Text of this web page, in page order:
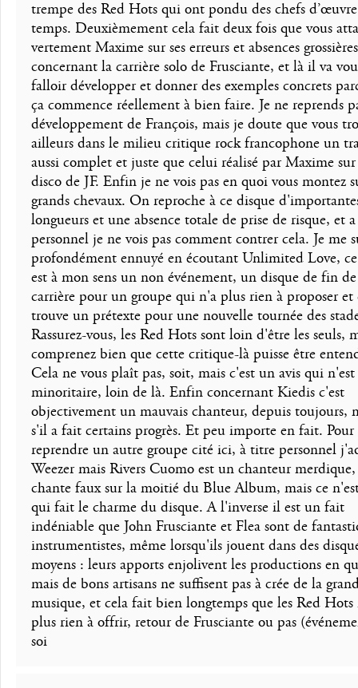
trempe des Red Hots qui ont pondu des chefs
temps. Deuxièmement cela fait deux fois que vous
vertement Maxime sur ses erreurs et absences grossières
concernant la carrière solo de Frusciante, et là il va
falloir développer et donner des exemples concrets
ça commence réellement à bien faire. Je ne reprends
développement de François, mais je doute que vous
ailleurs dans le milieu critique rock francophone un
aussi complet et juste que celui réalisé par Maxime
disco de JF. Enfin je ne vois pas en quoi vous montez
grands chevaux. On reproche à ce disque
longueurs et une absence totale de prise de risque, et
personnel je ne vois pas comment contrer cela. Je me
profondément ennuyé en écoutant Unlimited Love,
est à mon sens un non événement, un disque de fin de
carrière pour un groupe qui n'a plus rien à proposer
trouve un prétexte pour une nouvelle tournée des
Rassurez-vous, les Red Hots sont loin d'être les seuls,
comprenez bien que cette critique-là puisse être
Cela ne vous plaît pas, soit, mais c'est un avis qui n'est
minoritaire, loin de là. Enfin concernant Kiedis c'est
objectivement un mauvais chanteur, depuis toujours,
s'il a fait certains progrès. Et peu importe en fait. Pour
reprendre un autre groupe cité ici, à titre personnel
Weezer mais Rivers Cuomo est un chanteur
chante faux sur la moitié du Blue Album, mais ce
qui fait le charme du disque. A l'inverse il est un fait
indéniable que John Frusciante et Flea sont de
instrumentistes, même lorsqu'ils jouent dans des
moyens : leurs apports enjolivent les productions en
mais de bons artisans ne suffisent pas à crée de la
musique, et cela fait bien longtemps que les Red
plus rien à offrir, retour de Frusciante ou pas
soi